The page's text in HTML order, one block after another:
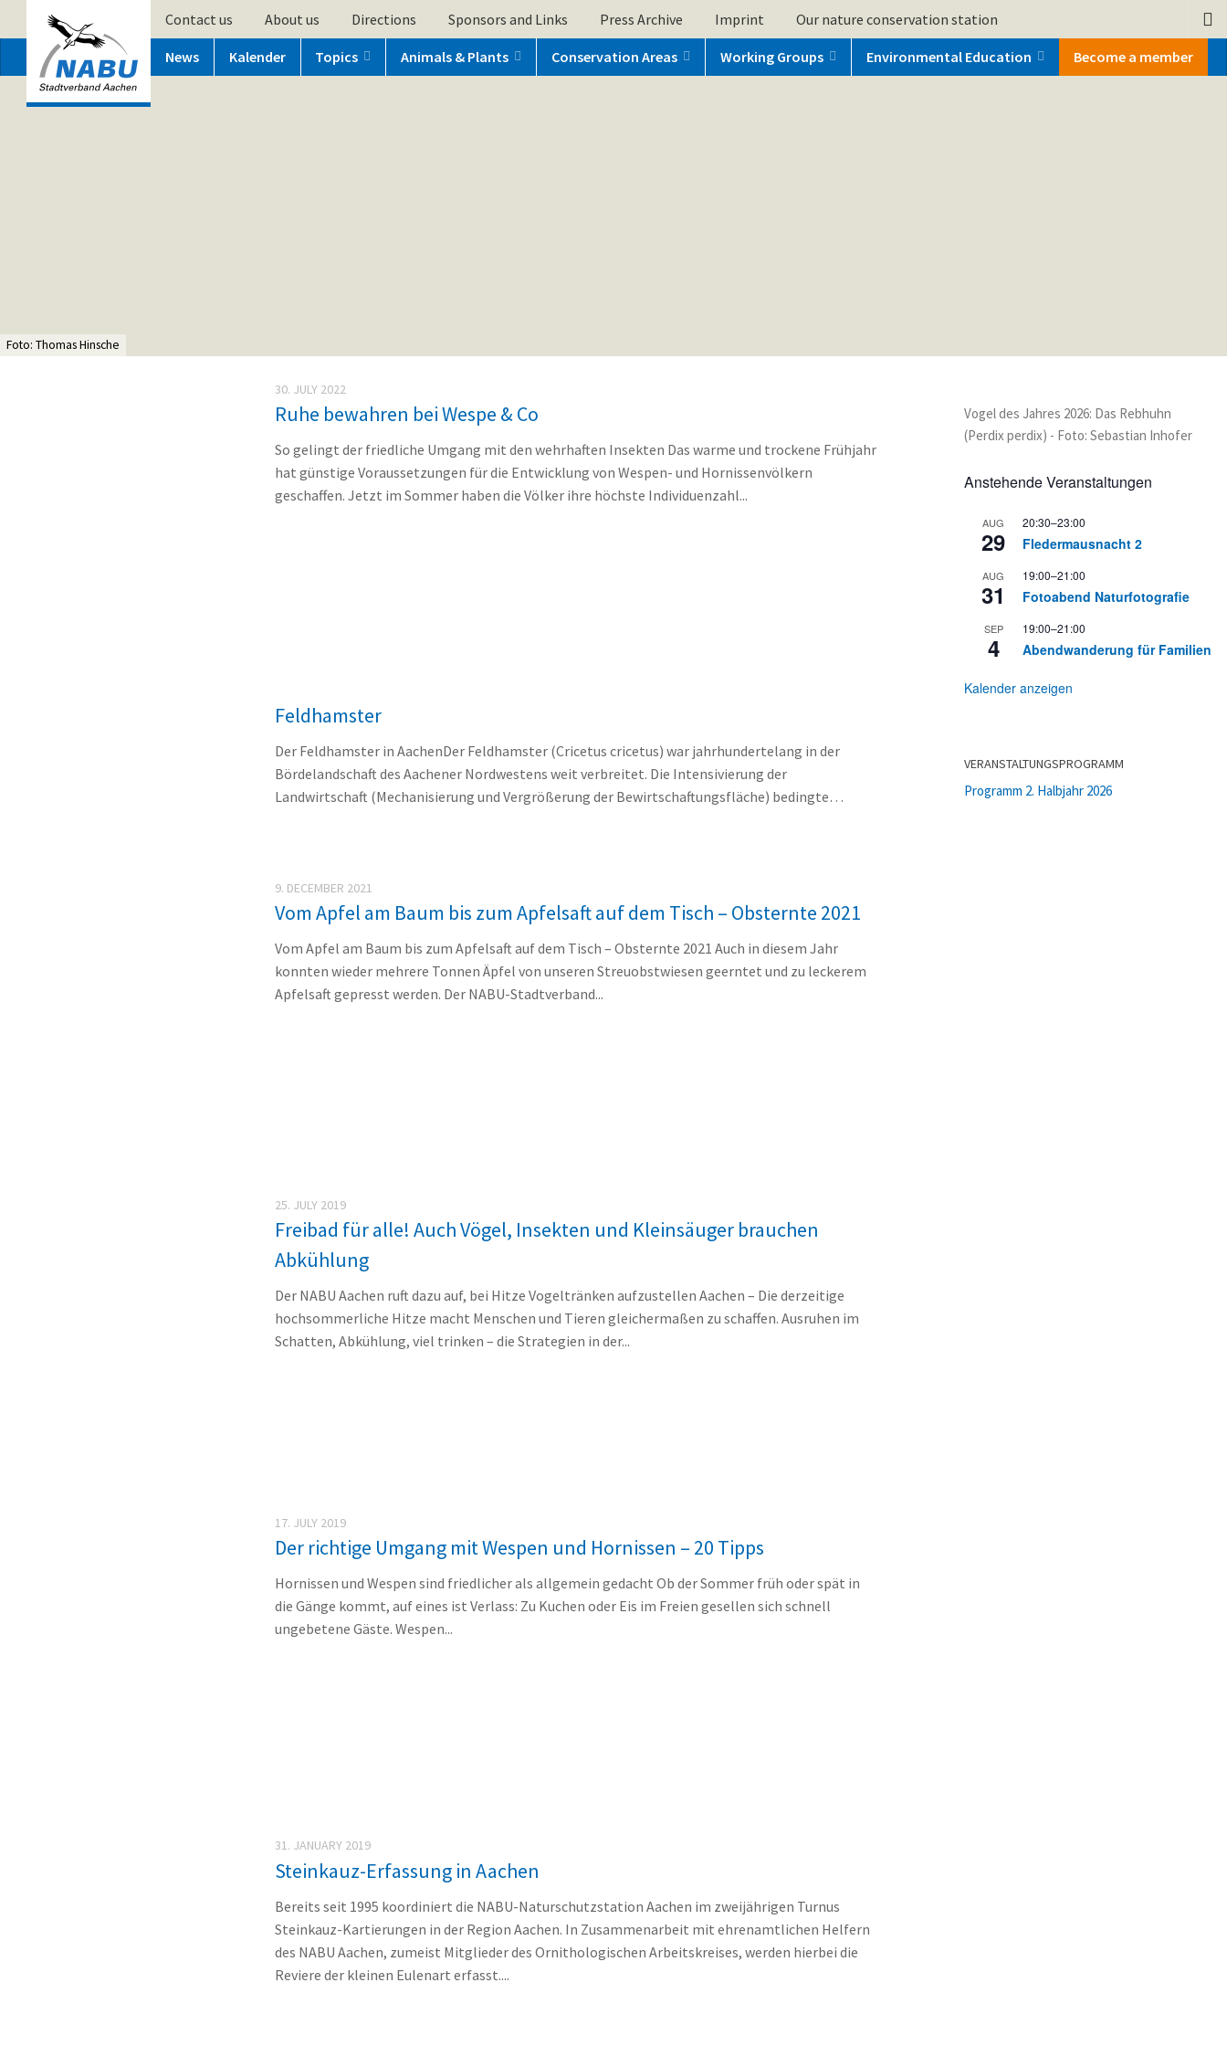
Contact us About us Directions Sponsors and Links Press Archive Imprint Our nature conservation station
News Kalender Topics Animals & Plants Conservation Areas Working Groups Environmental Education Become a member
Foto: Thomas Hinsche
30. JULY 2022
Ruhe bewahren bei Wespe & Co
So gelingt der friedliche Umgang mit den wehrhaften Insekten Das warme und trockene Frühjahr
hat günstige Voraussetzungen für die Entwicklung von Wespen- und Hornissenvölkern
geschaffen. Jetzt im Sommer haben die Völker ihre höchste Individuenzahl...
Feldhamster
Der Feldhamster in AachenDer Feldhamster (Cricetus cricetus) war jahrhundertelang in der
Bördelandschaft des Aachener Nordwestens weit verbreitet. Die Intensivierung der
Landwirtschaft (Mechanisierung und Vergrößerung der Bewirtschaftungsfläche) bedingte…
9. DECEMBER 2021
Vom Apfel am Baum bis zum Apfelsaft auf dem Tisch – Obsternte 2021
Vom Apfel am Baum bis zum Apfelsaft auf dem Tisch – Obsternte 2021 Auch in diesem Jahr
konnten wieder mehrere Tonnen Äpfel von unseren Streuobstwiesen geerntet und zu leckerem
Apfelsaft gepresst werden. Der NABU-Stadtverband...
25. JULY 2019
Freibad für alle! Auch Vögel, Insekten und Kleinsäuger brauchen
Abkühlung
Der NABU Aachen ruft dazu auf, bei Hitze Vogeltränken aufzustellen Aachen – Die derzeitige
hochsommerliche Hitze macht Menschen und Tieren gleichermaßen zu schaffen. Ausruhen im
Schatten, Abkühlung, viel trinken – die Strategien in der...
17. JULY 2019
Der richtige Umgang mit Wespen und Hornissen – 20 Tipps
Hornissen und Wespen sind friedlicher als allgemein gedacht Ob der Sommer früh oder spät in
die Gänge kommt, auf eines ist Verlass: Zu Kuchen oder Eis im Freien gesellen sich schnell
ungebetene Gäste. Wespen...
31. JANUARY 2019
Steinkauz-Erfassung in Aachen
Bereits seit 1995 koordiniert die NABU-Naturschutzstation Aachen im zweijährigen Turnus
Steinkauz-Kartierungen in der Region Aachen. In Zusammenarbeit mit ehrenamtlichen Helfern
des NABU Aachen, zumeist Mitglieder des Ornithologischen Arbeitskreises, werden hierbei die
Reviere der kleinen Eulenart erfasst....
Vogel des Jahres 2026: Das Rebhuhn
(Perdix perdix) - Foto: Sebastian Inhofer
Anstehende Veranstaltungen
AUG
29
20:30–23:00
Fledermausnacht 2
AUG
31
19:00–21:00
Fotoabend Naturfotografie
SEP
4
19:00–21:00
Abendwanderung für Familien
Kalender anzeigen
VERANSTALTUNGSPROGRAMM
Programm 2. Halbjahr 2026